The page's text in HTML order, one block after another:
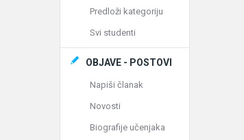
Predloži kategoriju
Svi studenti
OBJAVE - POSTOVI
Napiši članak
Novosti
Biografije učenjaka